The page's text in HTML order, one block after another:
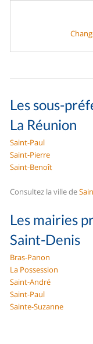
Les sous-
La Réunion
Saint-Paul
Saint-Pierre
Saint-Benoît
Consultez la ville de
Les mairies
Saint-Denis
Bras-Panon
La Possession
Saint-André
Saint-Paul
Sainte-Suzanne